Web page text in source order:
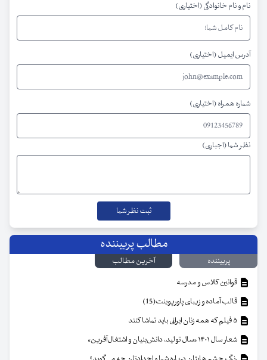
نام و نام خانوادگی (اختیاری)
آدرس ایمیل (اختیاری)
شماره همراه (اختیاری)
نظر شما (اجباری)
مطالب پربیننده
پربیننده
آخرین مطالب
قوانین کلاس و مدرسه
قالب آماده و زیبای پاورپوینت(15)
شعار سال ۱۴۰۱ «سال تولید، دانش‌بنیان و اشتغال‌آفرین»